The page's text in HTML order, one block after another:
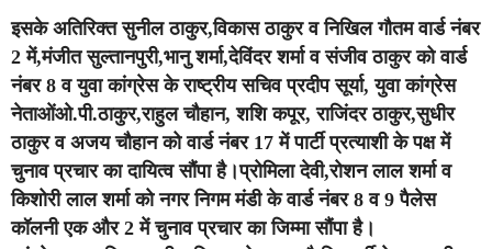
इसके अतिरिक्त सुनील ठाकुर,विकास ठाकुर व निखिल गौतम वार्ड नंबर
2 में,मंजीत सुल्तानपुरी,भानु शर्मा,देविंदर शर्मा व संजीव ठाकुर को वार्ड
नंबर 8 व युवा कांग्रेस के राष्ट्रीय सचिव प्रदीप सूर्या, युवा कांग्रेस
नेताओंओ.पी.ठाकुर,राहुल चौहान, शशि कपूर, राजिंदर ठाकुर,सुधीर
ठाकुर व अजय चौहान को वार्ड नंबर 17 में पार्टी प्रत्याशी के पक्ष में
चुनाव प्रचार का दायित्व सौंपा है।प्रोमिला देवी,रोशन लाल शर्मा व
किशोरी लाल शर्मा को नगर निगम मंडी के वार्ड नंबर 8 व 9 पैलेस
कॉलनी एक और 2 में चुनाव प्रचार का जिम्मा सौंपा है।